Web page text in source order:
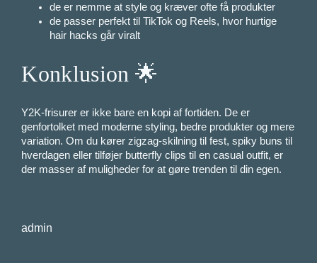
de er nemme at style og kræver ofte få produkter
de passer perfekt til TikTok og Reels, hvor hurtige
hair hacks går viralt
Konklusion 🌟
Y2K-frisurer er ikke bare en kopi af fortiden. De er
genfortolket med moderne styling, bedre produkter og mere
variation. Om du kører zigzag-skilning til fest, spiky buns til
hverdagen eller tilføjer butterfly clips til en casual outfit, er
der masser af muligheder for at gøre trenden til din egen.
admin